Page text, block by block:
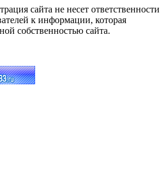
сайта не несет ответственности
к информации, которая
собственностью сайта.